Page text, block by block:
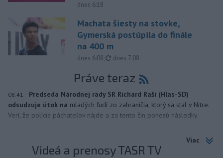
dnes 6:18
Machata šiesty na stovke,
Gymerská postúpila do finále
na 400 m
dnes 6:08, aktualizované
dnes 7:08
Práve teraz
08:41 - Predseda Národnej rady SR Richard Raši (Hlas-SD)
odsudzuje útok na mladých ľudí zo zahraničia, ktorý sa stal v Nitre.
Verí, že polícia páchateľov nájde a za tento čin ponesú následky.
Viac
Videá a prenosy TASR TV